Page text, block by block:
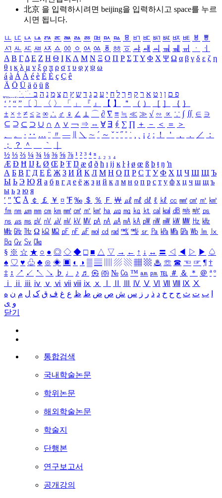
北京 을 입력하시려면 beijing을 입력하시고 space를 누르
시면 됩니다.
ㅥ ㅦ ㅧ ㅨ ㅩ ㅪ ㅫ ㅬ ㅭ ㅮ ㅯ ㅰ ㅱ ㅲ ㅳ ㅴ ㅵ ㅶ ㅷ ㅸ
ㅹ
ㅺ ㅻ ㅼ ㅽ ㅾ ㅿ ㆀ ㆁ ㆂ ㆃ ㆄ ㆅ ㆆ ㆇ ㆈ ㆉ ㆊ ㆋ ㆌ ㆍ
ㆎ
Α Β ΓΔ Ε Ζ Η Θ Ι ΚΛ Μ Ν Ξ Ο Π Ρ Σ ΤΥ Φ Χ Ψ Ω α β γ δ ε ζ η
θ ι κ λ μ ν ξ ο π ρ σ τ υ φ χ ψ ω
á à Á À é è É È ç Ç ê
Ä Ö Ü ä ö ü ß
ִֶֹ ֻּ ׁׂ פ ם ן ו ט א ר ק ף ך ל ח י ע כ ג ד ש ץ ת צ מ נ ה ב
‘ ’ “ ” 〔 〕 〈 〉 「 」 『 』 【 】 ＂ （ ） ［ ］ ｛ ｝
± × ÷ ≠ ≤ ≥ ∞ ∴ ♂ ♀ ∠ ⊥ ⌒ ∂ ∇ ≡ ≒ ≪ ≫ √ ∽ ∝ ∵ ∫ ∬ ∈ ∋
⊆ ⊇ ⊂ ⊃ ∪ ∩ ∧ ∨ ￢ ⇒ ⇔ ∀ ∃ ∮ ∑ ∏ ＋ － ＜ ＝
＞
、
。 · ‥ … ¨ 〃 ― ＼ ∼ ´ ～ ˇ ˘ ˝ ˚ ˙ ¸ ¡ ¿ ː ！ ＇ ， ． ／
：
；
？ ＾ ｀
½ ⅓ ⅔ ¼ ¾ ⅛ ⅜ ⅝ ⅞ ¹ ² ³ ⁴ ⁿ ₁ ₂ ₃ ₄
Æ Ð Ħ Ĳ Ł Ø Œ Þ Ŧ Ŋ æ đ ð ħ ı ĳ ĸ ŀ ł ø œ ß þ ŧ ŋ ŉ
А Б В Г Д Е Ё Ж З И Й К Л М Н О П Р С Т У Ф Х Ц Ч Ш Щ Ъ
Ы Ь Э Ю Я а б в г д е ё ж з и й к л м н о п р с т у ф х ц ч ш щ ъ
ы ь э ю я
′ ″ ℃ Å ￠ ￡ ￥ ¤ ℉ ‰ ＄ ％ Ｆ ￦ ㎕ ㎖ ㎗ ℓ ㎘ ㏄ ㎣ ㎤ ㎥ ㎦
㎙ ㎚ ㎛ ㎜ ㎝ ㎞ ㎟ ㎠ ㎡ ㎢ ㏊ ㎍ ㎎ ㎏ ㏏ ㎈ ㎉ ㏈ ㎧ ㎨ ㎰
㎱ ㎲ ㎳ ㎴ ㎵ ㎶ ㎷ ㎸ ㎹ ㎀ ㎁ ㎂ ㎃ ㎄ ㎺ ㎻ ㎽ ㎾ ㎿ ㎐ ㎑
㎒ ㎓ ㎔ Ω ㏀ ㏁ ㎊ ㎋ ㎌ ㏖ ㏅ ㎭ ㎮ ㎯ ㏛ ㎩ ㎪ ㎫ ㎬ ㏝ ㏐
㏓
㏃ ㏉ ㏜ ㏆
§ ※ ☆ ★ ○ ● ◎ ◇ ◆ □ ■ △ ▽ → ← ↑ ↓ ↔ 〓 ◁ ◀ ▷ ▶ ♤
♠ ♡ ♥ ♧ ♣ ⊙ ◈ ▣ ◐ ◑ ▒ ▤ ▨ ▧ ▦ ▩ ♨ ☏ ☎ ☜ ☞ ¶ †
‡ ↕ ↗ ↙ ↖ ↘ ♭ ♩ ♪ ♬ ㉿ ㈜ № ㏇ ™ ㏂ ㏘ ℡ ＃ ＆ ＊ ＠ ª º
ⅰ
ⅱ ⅲ ⅳ ⅴ ⅵ ⅶ ⅷ ⅸ ⅹ Ⅳ Ⅴ Ⅵ Ⅶ Ⅷ Ⅸ Ⅹ
ب ت ث ج ح خ د ذ ر ز س ش ص ض ط ظ ع غ ف ق ک ل م ن ه
و ی
닫기
통합검색
국내학술논문
학위논문
해외학술논문
학술지
단행본
연구보고서
공개강의